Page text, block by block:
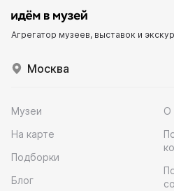
Агрегатор музеев, выставок и
Москва
Музеи
На карте
Подборки
Блог
О